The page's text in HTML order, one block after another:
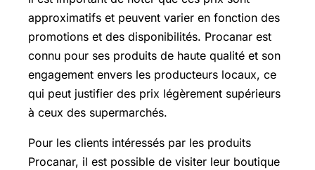
approximatifs et peuvent varier en fonction des
promotions et des disponibilités. Procanar est
connu pour ses produits de haute qualité et son
engagement envers les producteurs locaux, ce
qui peut justifier des prix légèrement supérieurs
à ceux des supermarchés.
Pour les clients intéressés par les produits
Procanar, il est possible de visiter leur boutique